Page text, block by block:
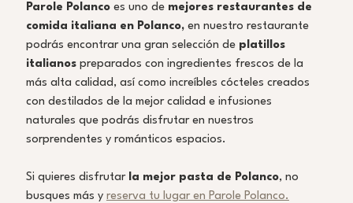
Parole Polanco es uno de mejores restaurantes de
comida italiana en Polanco, en nuestro restaurante
podrás encontrar una gran selección de platillos
italianos preparados con ingredientes frescos de la
más alta calidad, así como increíbles cócteles creados
con destilados de la mejor calidad e infusiones
naturales que podrás disfrutar en nuestros
sorprendentes y románticos espacios.
Si quieres disfrutar la mejor pasta de Polanco, no
busques más y reserva tu lugar en Parole Polanco.